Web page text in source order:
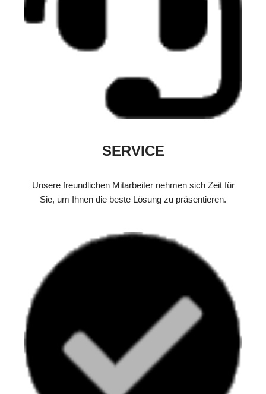
SERVICE
Unsere freundlichen Mitarbeiter nehmen sich Zeit für
Sie, um Ihnen die beste Lösung zu präsentieren.